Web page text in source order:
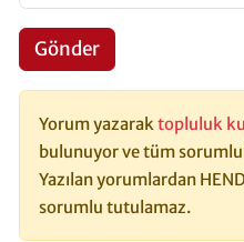
Gönder
Yorum yazaraktopluluk
bulunuyor ve tüm
Yazılan yorumlardan
sorumlu tutulamaz.